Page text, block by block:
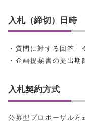
入札（締切）日時
・質問に対する回答
・企画提案書の提出
入札契約方式
公募型プロポーザル方